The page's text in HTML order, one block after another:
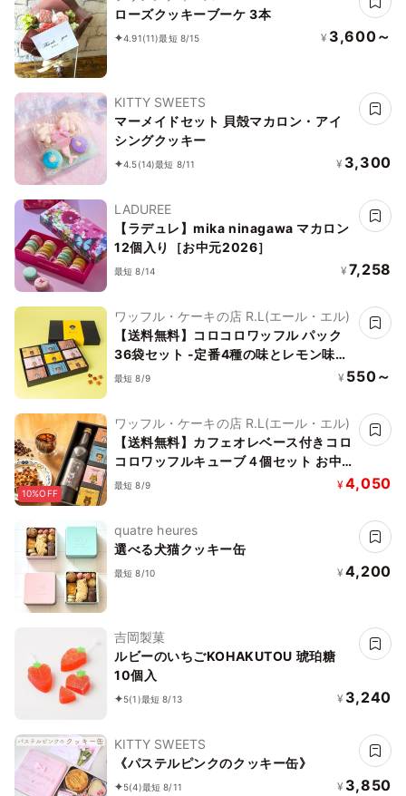
ローズクッキーブーケ 3本
4.91(11)最短 8/15 ¥ 3,600～
KITTY SWEETS
マーメイドセット 貝殻マカロン・アイ
シングクッキー
4.5(14)最短 8/11 ¥ 3,300
LADUREE
【ラデュレ】mika ninagawa マカロン
12個入り［お中元2026］
最短 8/14 ¥ 7,258
ワッフル・ケーキの店 R.L(エール・エル)
【送料無料】コロコロワッフル パック
36袋セット -定番4種の味とレモン味の
詰め合わせ- お中元2026
最短 8/9 ¥ 550～
10%OFF
ワッフル・ケーキの店 R.L(エール・エル)
【送料無料】カフェオレベース付きコロ
コロワッフルキューブ４個セット お中
元2026
最短 8/9 ¥4,050
quatre heures
選べる犬猫クッキー缶
最短 8/10 ¥ 4,200
吉岡製菓
ルビーのいちごKOHAKUTOU 琥珀糖
10個入
5(1)最短 8/13 ¥ 3,240
KITTY SWEETS
《パステルピンクのクッキー缶》
5(4)最短 8/11 ¥ 3,850